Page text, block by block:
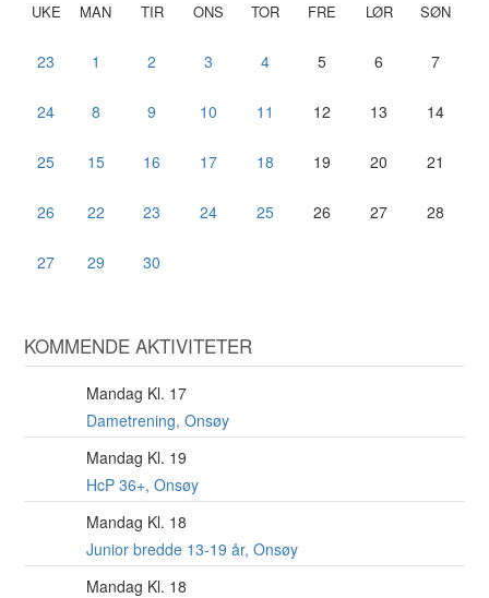
UKE MAN TIR ONS TOR FRE LØR SØN
23 1 2 3 4 5 6 7
24 8 9 10 11 12 13 14
25 15 16 17 18 19 20 21
26 22 23 24 25 26 27 28
27 29 30
KOMMENDE AKTIVITETER
Mandag Kl. 17
Dametrening, Onsøy
Mandag Kl. 19
HcP 36+, Onsøy
Mandag Kl. 18
Junior bredde 13-19 år, Onsøy
Mandag Kl. 18